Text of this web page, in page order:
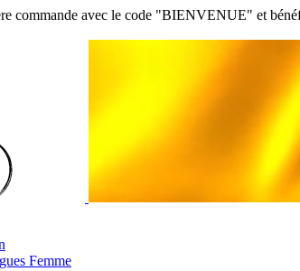
commande avec le code "BIENVENUE" et
Femme